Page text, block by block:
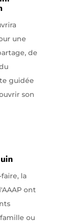
une
de
guidée
son
la
ont
ou